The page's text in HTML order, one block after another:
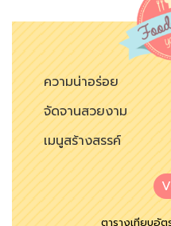
ความน่าอร่อย
จัดจานสวยงาม
เมนูสร้างสรรค์